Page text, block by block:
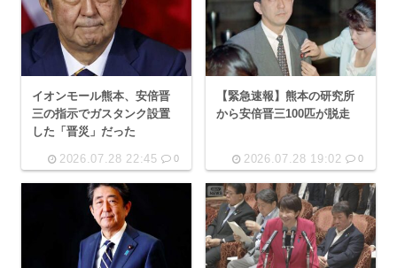
イオンモール熊本、安倍晋
三の指示でガスタンク設置
した「晋災」だった
2026.07.28 22:45 0
【緊急速報】熊本の研究所
から安倍晋三100匹が脱走
2026.07.28 19:02 0